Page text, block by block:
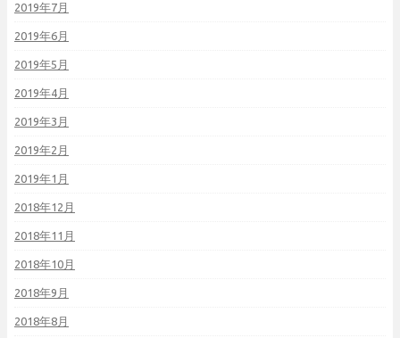
2019年7月
2019年6月
2019年5月
2019年4月
2019年3月
2019年2月
2019年1月
2018年12月
2018年11月
2018年10月
2018年9月
2018年8月